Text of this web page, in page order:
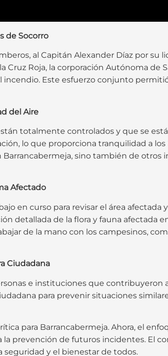
de Socorro
al Capitán Alexander Díaz por su
Roja, la corporación Autónoma de
Este esfuerzo conjunto
del Aire
totalmente controlados y que se
lo que proporciona tranquilidad a
sino también de otros
Afectado
en curso para revisar el área
detallada de la flora y fauna afectada
de la mano con los campesinos,
Ciudadana
e instituciones que
para prevenir situaciones
para Barrancabermeja. Ahora, el
prevención de futuros incidentes. El
seguridad y el bienestar de todos.